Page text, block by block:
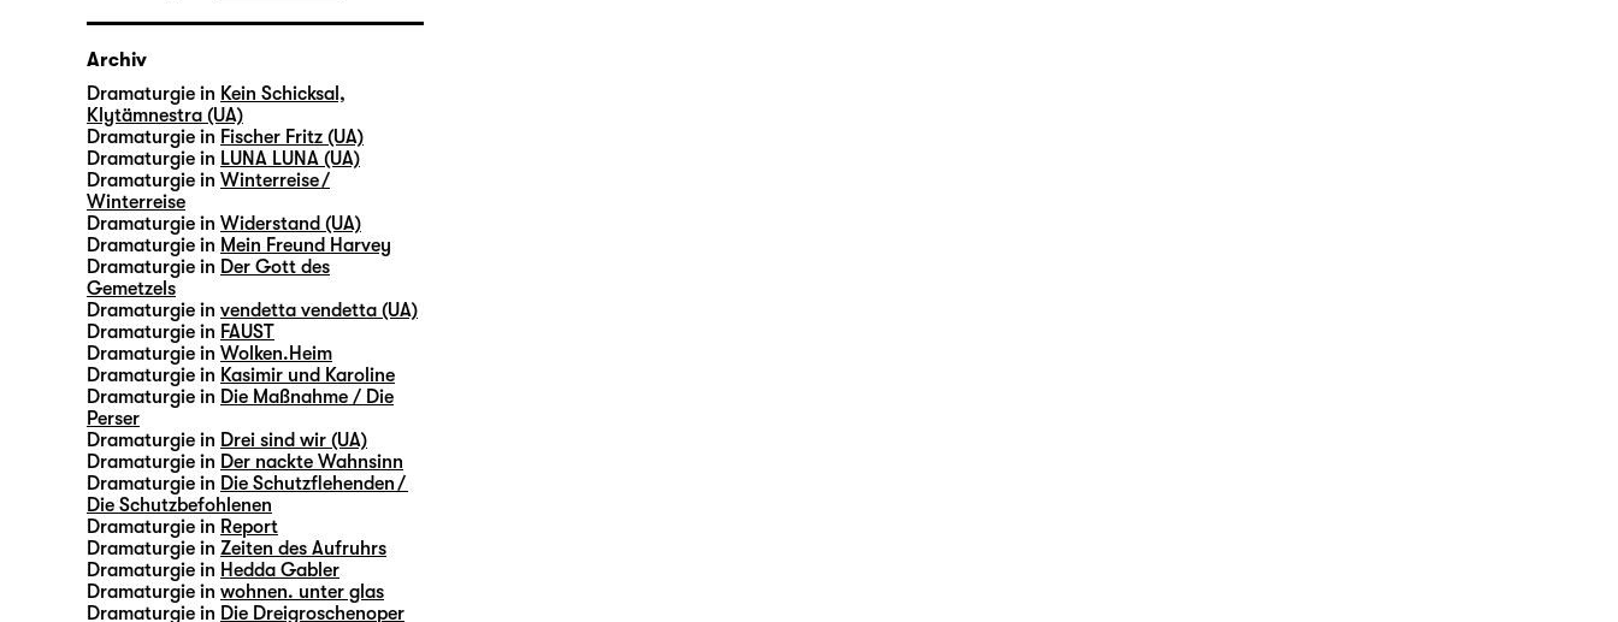
Archiv
Dramaturgie in Kein Schicksal,
Klytämnestra (UA)
Dramaturgie in Fischer Fritz (UA)
Dramaturgie in LUNA LUNA (UA)
Dramaturgie in Winterreise /
Winterreise
Dramaturgie in Widerstand (UA)
Dramaturgie in Mein Freund Harvey
Dramaturgie in Der Gott des
Gemetzels
Dramaturgie in vendetta vendetta (UA)
Dramaturgie in FAUST
Dramaturgie in Wolken.Heim
Dramaturgie in Kasimir und Karoline
Dramaturgie in Die Maßnahme / Die
Perser
Dramaturgie in Drei sind wir (UA)
Dramaturgie in Der nackte Wahnsinn
Dramaturgie in Die Schutzflehenden /
Die Schutzbefohlenen
Dramaturgie in Report
Dramaturgie in Zeiten des Aufruhrs
Dramaturgie in Hedda Gabler
Dramaturgie in wohnen. unter glas
Dramaturgie in Die Dreigroschenoper